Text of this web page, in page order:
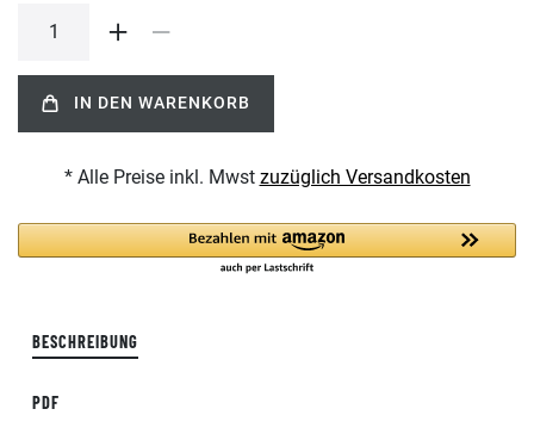
IN DEN WARENKORB
* Alle Preise inkl. Mwst zuzüglich Versandkosten
BESCHREIBUNG
PDF